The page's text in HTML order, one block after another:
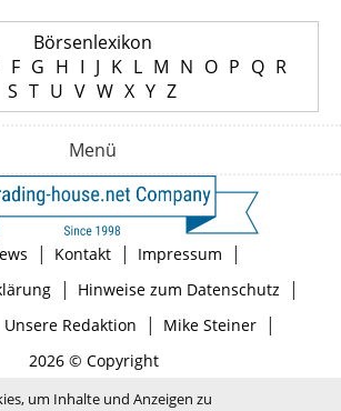
Börsenlexikon
F G H I J K L M N O P Q R
S T U V W X Y Z
Menü
| Kontakt | Impressum |
| Hinweise zum Datenschutz |
Unsere Redaktion | Mike Steiner|
2026 © Copyright
um Inhalte und Anzeigen zu